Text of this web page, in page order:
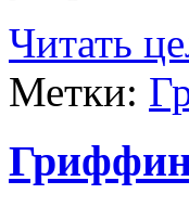
Читать
Метки: